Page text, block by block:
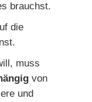
brauchst.
die
muss
von
und